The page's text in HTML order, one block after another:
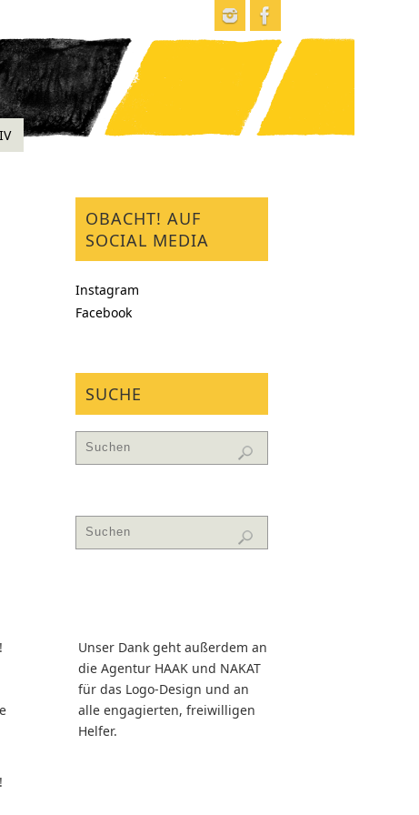
OBACHT! AUF
SOCIAL MEDIA
Instagram
Facebook
SUCHE
Unser Dank geht außerdem an
die Agentur HAAK und NAKAT
für das Logo-Design und an
alle engagierten, freiwilligen
Helfer.